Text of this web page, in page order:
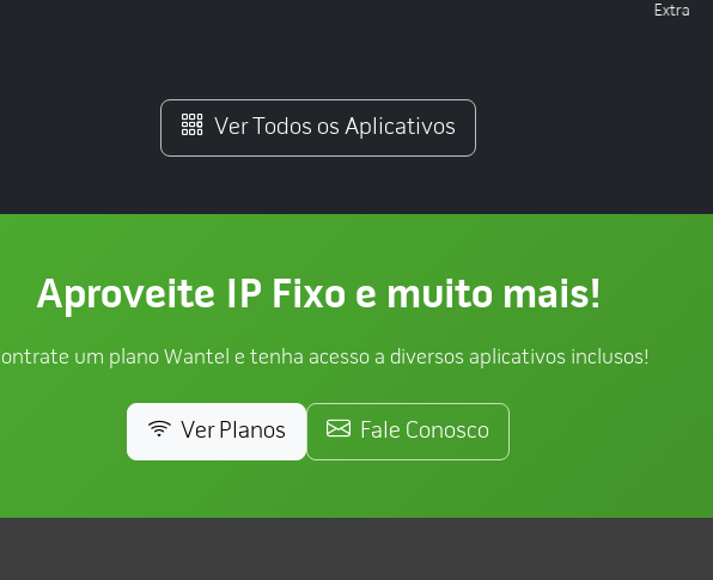
Extra
Ver Todos os Aplicativos
Aproveite IP Fixo e muito mais!
um plano Wantel e tenha acesso a diversos aplicativos inclusos!
Ver Planos Fale Conosco